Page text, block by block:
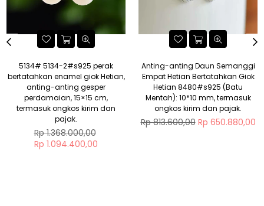
5134# 5134-2#s925 perak
bertatahkan enamel giok Hetian,
anting-anting gesper
perdamaian, 15×15 cm,
termasuk ongkos kirim dan
pajak.
Regular
price
Rp 1.368.000,00
Rp 1.094.400,00
Anting-anting Daun Semanggi
Empat Hetian Bertatahkan Giok
Hetian 8480#s925 (Batu
Mentah): 10*10 mm, termasuk
ongkos kirim dan pajak.
Regular
Rp 813.600,00 Rp 650.880,00